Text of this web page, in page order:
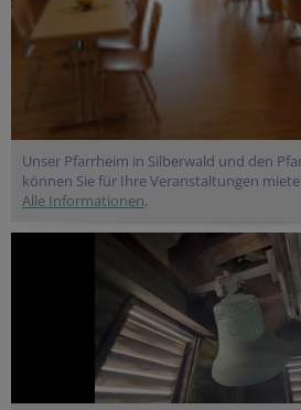
Unser Pfarrheim in Silberwald und den
können Sie für Ihre Veranstaltungen
Alle Informationen.